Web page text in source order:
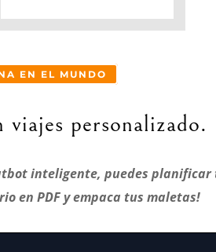
EN EL MUNDO
personalizado.
inteligente, puedes planificar
en PDF y empaca tus maletas!